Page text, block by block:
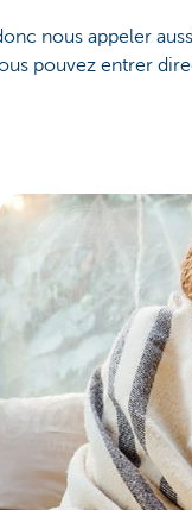
nous appeler
pouvez entrer